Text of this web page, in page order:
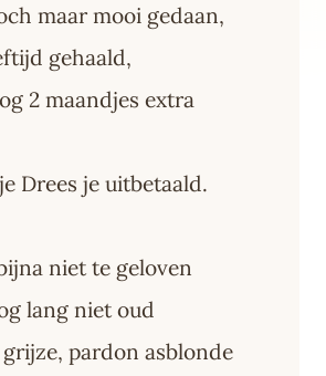
maar mooi gedaan,
gehaald,
2 maandjes extra
Drees je uitbetaald.
niet te geloven
lang niet oud
pardon asblonde